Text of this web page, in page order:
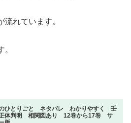
れています。
ひとりごと ネタバレ わかりやすく 壬
体判明 相関図あり 12巻から17巻 サ